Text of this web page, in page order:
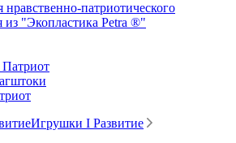
патриотического
из "Экопластика Petra ®"
Игрушки I Развитие